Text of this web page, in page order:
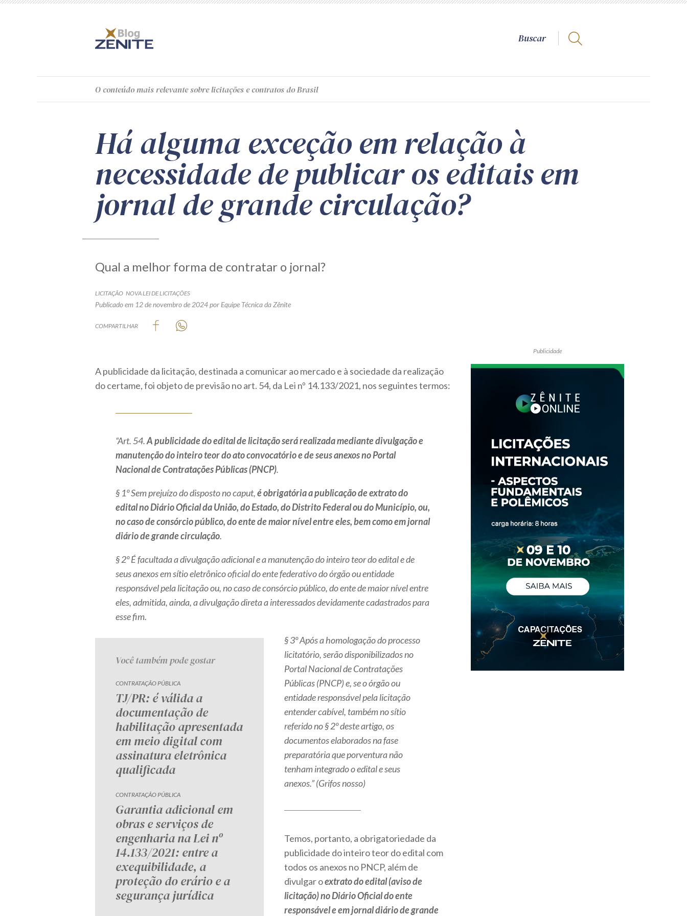
O conteúdomais relevante sobre licitações e contratos do Brasil
Há alguma exceção em relação à
necessidade de publicar os editais em
jornal de grande circulação?
Qual a melhor forma de contratar o jornal?
LICITAÇÃO NOVA LEI DE LICITAÇÕES
Publicado em 12 de novembro de 2024por Equipe Técnica da Zênite
COMPARTILHAR
A publicidade da licitação, destinada a comunicar ao mercado e à sociedade da realização
do certame, foi objeto de previsão no art. 54, da Lei nº 14.133/2021, nos seguintes termos:
“Art. 54.A publicidade do edital de licitação será realizada mediante divulgação e
manutenção do inteiro teor do ato convocatório e de seus anexos no Portal
Nacional de Contratações Públicas (PNCP).
§ 1º Sem prejuízo do disposto nocaput,é obrigatória a publicação de extrato do
editalno Diário Oficial da União, do Estado, do Distrito Federal ou do Município, ou,
no caso de consórcio público, do ente de maior nível entre eles, bem comoem jornal
diário de grande circulação.
§ 2º É facultada a divulgação adicional e a manutenção do inteiro teor do edital e de
seus anexos em sítio eletrônico oficial do ente federativo do órgão ou entidade
responsável pela licitação ou, no caso de consórcio público, do ente de maior nível entre
eles, admitida, ainda, a divulgação direta a interessados devidamente cadastrados para
esse fim.
Você também pode gostar
CONTRATAÇÃO PÚBLICA
TJ/PR: é válida a
documentação de
habilitação apresentada
em meio digital com
assinatura eletrônica
qualificada
CONTRATAÇÃO PÚBLICA
Garantia adicional em
obras e serviços de
engenharia na Lei nº
14.133/2021: entre a
exequibilidade, a
proteção do erário e a
segurança jurídica
§ 3º Após a homologação do processo
licitatório, serão disponibilizados no
Portal Nacional de Contratações
Públicas (PNCP) e, se o órgão ou
entidade responsável pela licitação
entender cabível, também no sítio
referido no § 2º deste artigo, os
documentos elaborados na fase
preparatória que porventura não
tenham integrado o edital e seus
anexos.” (Grifos nosso)
Temos, portanto, a obrigatoriedade da
publicidade do inteiro teor do edital com
todos os anexos no PNCP, além de
divulgar oextrato do edital (aviso de
licitação) no Diário Oficial do ente
responsável e em jornal diário de grande
Publicidade